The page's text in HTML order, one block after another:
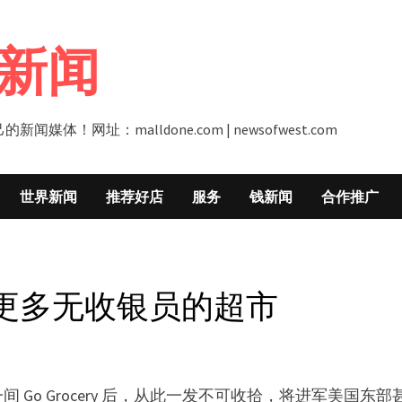
闻
新闻媒体！网址：malldone.com | newsofwest.com
世界新闻 推荐好店 服务 钱新闻 合作推广
多无收银员的超市
Go Grocery 后，从此一发不可收拾，将进军美国东部